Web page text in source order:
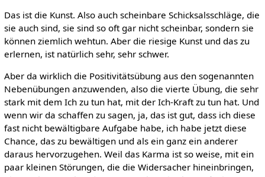
Das ist die Kunst. Also auch scheinbare Schicksalsschläge, die
sie auch sind, sie sind so oft gar nicht scheinbar, sondern sie
können ziemlich wehtun. Aber die riesige Kunst und das zu
erlernen, ist natürlich sehr, sehr schwer.
Aber da wirklich die Positivitätsübung aus den sogenannten
Nebenübungen anzuwenden, also die vierte Übung, die sehr
stark mit dem Ich zu tun hat, mit der Ich-Kraft zu tun hat. Und
wenn wir da schaffen zu sagen, ja, das ist gut, dass ich diese
fast nicht bewältigbare Aufgabe habe, ich habe jetzt diese
Chance, das zu bewältigen und als ein ganz ein anderer
daraus hervorzugehen. Weil das Karma ist so weise, mit ein
paar kleinen Störungen, die die Widersacher hineinbringen,